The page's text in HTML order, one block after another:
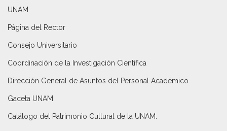
UNAM
Página del Rector
Consejo Universitario
Coordinación de la Investigación Científica
Dirección General de Asuntos del Personal Académico
Gaceta UNAM
Catálogo del Patrimonio Cultural de la UNAM.